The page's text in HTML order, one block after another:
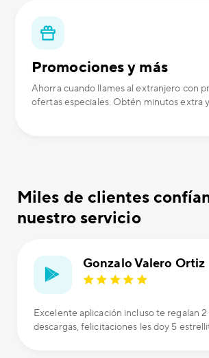
Promociones y más
Ahorra cuando llames al extranjero con
ofertas especiales. Obtén minutos extra
Miles de clientes
nuestro servicio
Gonzalo Valero Ortiz
Excelente aplicación incluso te regalan 2
descargas, felicitaciones les doy 5